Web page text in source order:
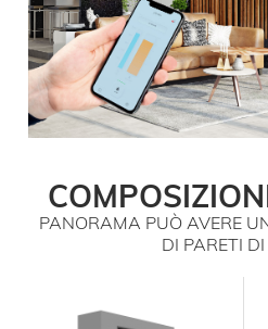
PANORAMA PUÒ AVERE
DI PARETI